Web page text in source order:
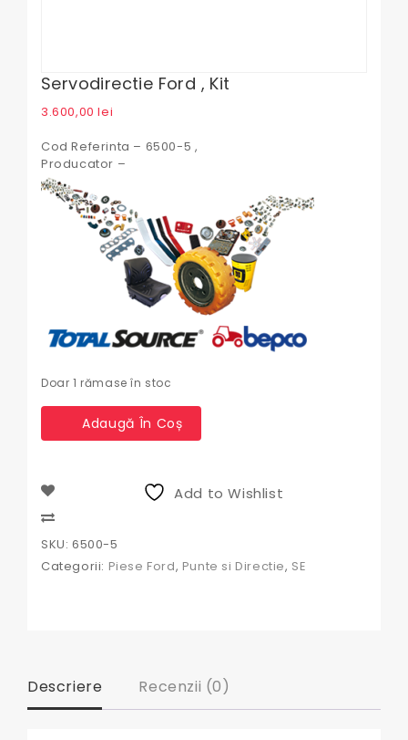
Servodirectie Ford , Kit
3.600,00lei
Cod Referinta – 6500-5 ,
Producator –
Doar 1 rămase în stoc
Cantitate
Servodirectie
Kit
Adaugă În Coș
Add to Wishlist
SKU: 6500-5
Categorii: Piese Ford, Punte si Directie, SE
Descriere Recenzii (0)